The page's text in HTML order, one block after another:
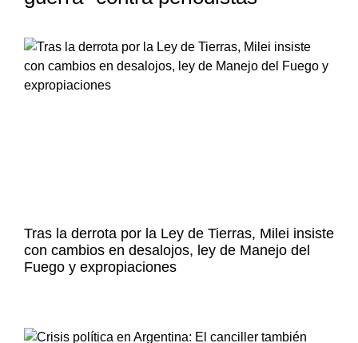
Tras la derrota por la Ley de Tierras, Milei insiste
con cambios en desalojos, ley de Manejo del
Fuego y expropiaciones